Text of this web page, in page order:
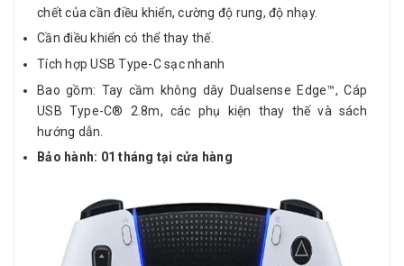
chết của cần điều khiển, cường độ rung, độ nhạy.
Cần điều khiển có thể thay thế.
Tích hợp USB Type-C sạc nhanh
Bao gồm: Tay cầm không dây Dualsense Edge™, Cáp
USB Type-C® 2.8m, các phụ kiện thay thế và sách
hướng dẫn.
Bảo hành: 01 tháng tại cửa hàng